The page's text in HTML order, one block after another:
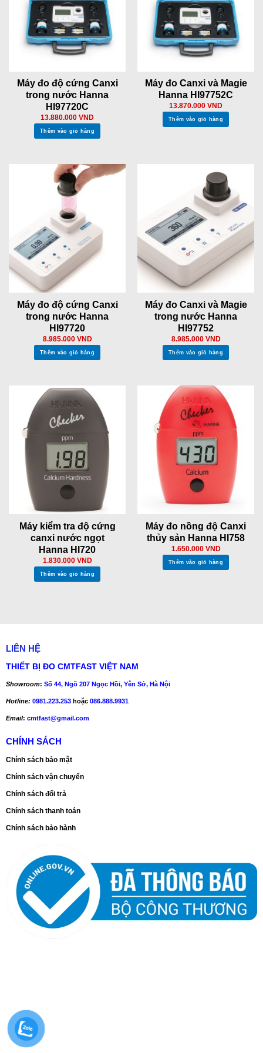
Máy đo độ cứng Canxi
trong nước Hanna
HI97720C
13.880.000 VND
Thêm vào giỏ hàng
Máy đo Canxi và Magie
Hanna HI97752C
13.870.000 VND
Thêm vào giỏ hàng
Máy đo độ cứng Canxi
trong nước Hanna
HI97720
8.985.000 VND
Thêm vào giỏ hàng
Máy đo Canxi và Magie
trong nước Hanna
HI97752
8.985.000 VND
Thêm vào giỏ hàng
Máy kiểm tra độ cứng
canxi nước ngọt
Hanna HI720
1.830.000 VND
Thêm vào giỏ hàng
Máy đo nồng độ Canxi
thủy sản Hanna HI758
1.650.000 VND
Thêm vào giỏ hàng
LIÊN HỆ
THIẾT BỊ ĐO CMTFAST VIỆT NAM
Showroom: Số 44, Ngõ 207 Ngọc Hồi, Yên Sở, Hà Nội
Hotline: 0981.223.253 hoặc086.888.9931
Email: cmtfast@gmail.com
CHÍNH SÁCH
Chính sách bảo mật
Chính sách vận chuyển
Chính sách đổi trả
Chính sách thanh toán
Chính sách bảo hành